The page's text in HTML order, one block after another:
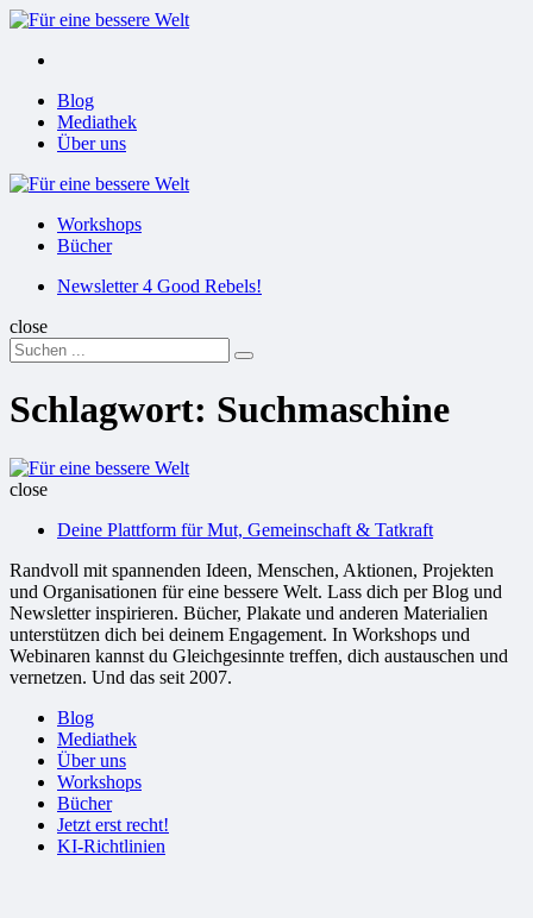
Menu
Menu
Blog
Mediathek
Über uns
Für
Workshops
Bücher
SuchenNewsletter 4 Good Rebels!
close
Search
for:
Suchen
Schlagwort: Suchmaschine
Für
Welt
close
Deine Plattform für Mut, Gemeinschaft & Tatkraft
Randvoll mit spannenden Ideen, Menschen, Aktionen, Projekten
und Organisationen für eine bessere Welt. Lass dich per Blog und
Newsletter inspirieren. Bücher, Plakate und anderen Materialien
unterstützen dich bei deinem Engagement. In Workshops und
Webinaren kannst du Gleichgesinnte treffen, dich austauschen und
vernetzen. Und das seit 2007.
Blog
Mediathek
Über uns
Workshops
Bücher
Jetzt erst recht!
KI-Richtlinien